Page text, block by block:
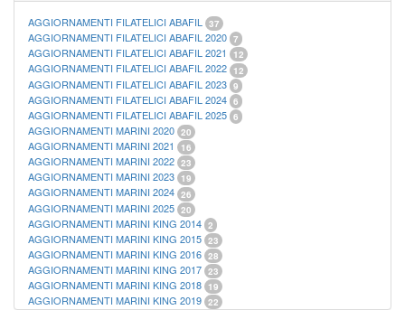
AGGIORNAMENTI FILATELICI ABAFIL 37
AGGIORNAMENTI FILATELICI ABAFIL 2020 7
AGGIORNAMENTI FILATELICI ABAFIL 2021 12
AGGIORNAMENTI FILATELICI ABAFIL 2022 12
AGGIORNAMENTI FILATELICI ABAFIL 2023 9
AGGIORNAMENTI FILATELICI ABAFIL 2024 6
AGGIORNAMENTI FILATELICI ABAFIL 2025 6
AGGIORNAMENTI MARINI 2020 20
AGGIORNAMENTI MARINI 2021 16
AGGIORNAMENTI MARINI 2022 23
AGGIORNAMENTI MARINI 2023 19
AGGIORNAMENTI MARINI 2024 26
AGGIORNAMENTI MARINI 2025 20
AGGIORNAMENTI MARINI KING 2014 2
AGGIORNAMENTI MARINI KING 2015 23
AGGIORNAMENTI MARINI KING 2016 28
AGGIORNAMENTI MARINI KING 2017 23
AGGIORNAMENTI MARINI KING 2018 19
AGGIORNAMENTI MARINI KING 2019 22